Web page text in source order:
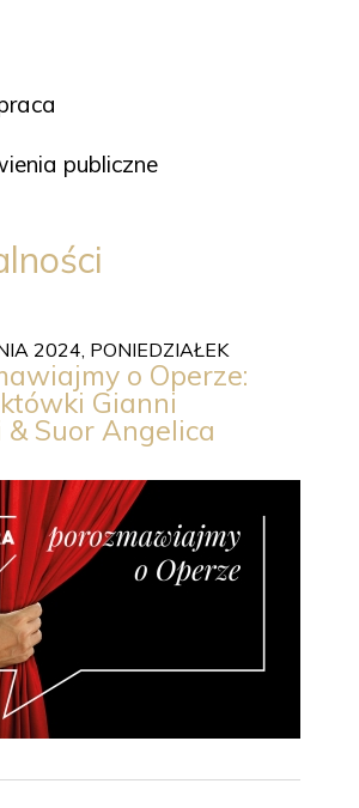
publiczne
2024, PONIEDZIAŁEK
o Operze:
Gianni
& Suor Angelica